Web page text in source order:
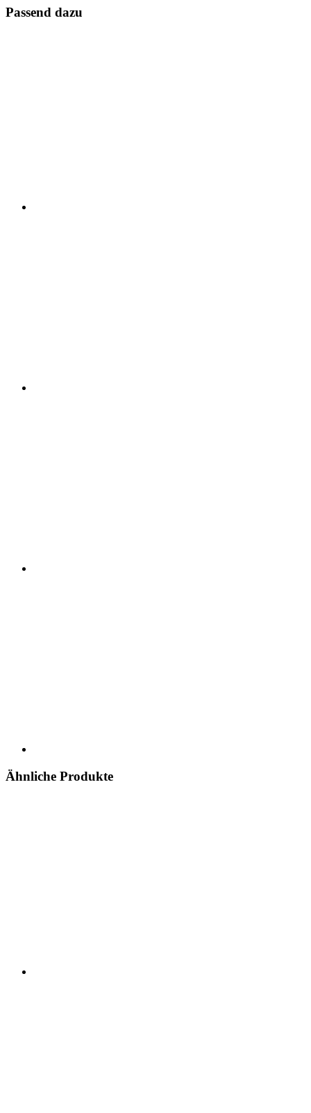
Passend dazu
Ähnliche Produkte